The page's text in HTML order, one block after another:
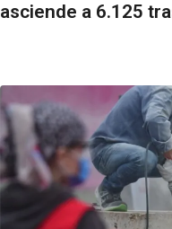
asciende a 6.125